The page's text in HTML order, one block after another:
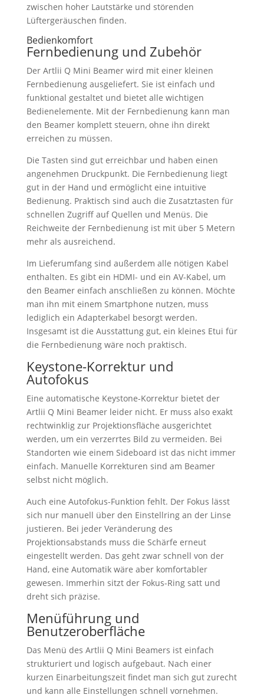
zwischen hoher Lautstärke und störenden
Lüftergeräuschen finden.
Bedienkomfort
Fernbedienung und Zubehör
Der Artlii Q Mini Beamer wird mit einer kleinen
Fernbedienung ausgeliefert. Sie ist einfach und
funktional gestaltet und bietet alle wichtigen
Bedienelemente. Mit der Fernbedienung kann man
den Beamer komplett steuern, ohne ihn direkt
erreichen zu müssen.
Die Tasten sind gut erreichbar und haben einen
angenehmen Druckpunkt. Die Fernbedienung liegt
gut in der Hand und ermöglicht eine intuitive
Bedienung. Praktisch sind auch die Zusatztasten für
schnellen Zugriff auf Quellen und Menüs. Die
Reichweite der Fernbedienung ist mit über 5 Metern
mehr als ausreichend.
Im Lieferumfang sind außerdem alle nötigen Kabel
enthalten. Es gibt ein HDMI- und ein AV-Kabel, um
den Beamer einfach anschließen zu können. Möchte
man ihn mit einem Smartphone nutzen, muss
lediglich ein Adapterkabel besorgt werden.
Insgesamt ist die Ausstattung gut, ein kleines Etui für
die Fernbedienung wäre noch praktisch.
Keystone-Korrektur und
Autofokus
Eine automatische Keystone-Korrektur bietet der
Artlii Q Mini Beamer leider nicht. Er muss also exakt
rechtwinklig zur Projektionsfläche ausgerichtet
werden, um ein verzerrtes Bild zu vermeiden. Bei
Standorten wie einem Sideboard ist das nicht immer
einfach. Manuelle Korrekturen sind am Beamer
selbst nicht möglich.
Auch eine Autofokus-Funktion fehlt. Der Fokus lässt
sich nur manuell über den Einstellring an der Linse
justieren. Bei jeder Veränderung des
Projektionsabstands muss die Schärfe erneut
eingestellt werden. Das geht zwar schnell von der
Hand, eine Automatik wäre aber komfortabler
gewesen. Immerhin sitzt der Fokus-Ring satt und
dreht sich präzise.
Menüführung und
Benutzeroberfläche
Das Menü des Artlii Q Mini Beamers ist einfach
strukturiert und logisch aufgebaut. Nach einer
kurzen Einarbeitungszeit findet man sich gut zurecht
und kann alle Einstellungen schnell vornehmen.